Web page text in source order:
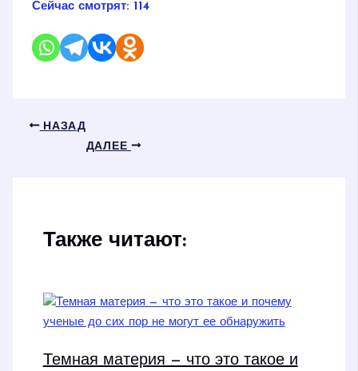
Сейчас смотрят: 114
НАЗАД
ДАЛЕЕ
Также читают:
Темная материя — что это такое и